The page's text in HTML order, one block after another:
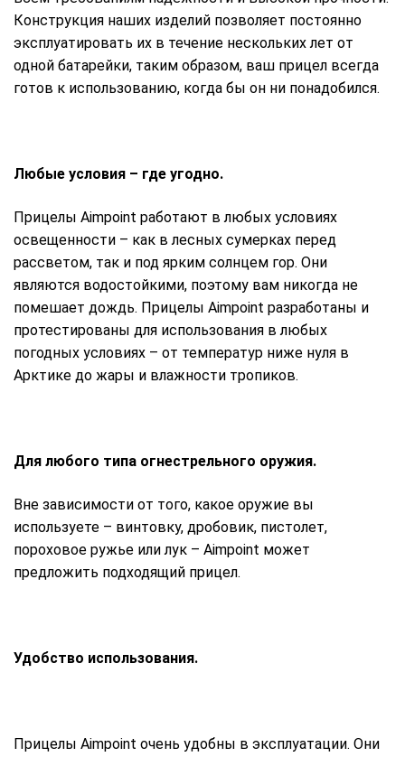
Конструкция наших изделий позволяет постоянно
эксплуатировать их в течение нескольких лет от
одной батарейки, таким образом, ваш прицел всегда
готов к использованию, когда бы он ни понадобился.
Любые условия – где угодно.
Прицелы Aimpoint работают в любых условиях
освещенности – как в лесных сумерках перед
рассветом, так и под ярким солнцем гор. Они
являются водостойкими, поэтому вам никогда не
помешает дождь. Прицелы Aimpoint разработаны и
протестированы для использования в любых
погодных условиях – от температур ниже нуля в
Арктике до жары и влажности тропиков.
Для любого типа огнестрельного оружия.
Вне зависимости от того, какое оружие вы
используете – винтовку, дробовик, пистолет,
пороховое ружье или лук – Aimpoint может
предложить подходящий прицел.
Удобство использования.
Прицелы Aimpoint очень удобны в эксплуатации. Они